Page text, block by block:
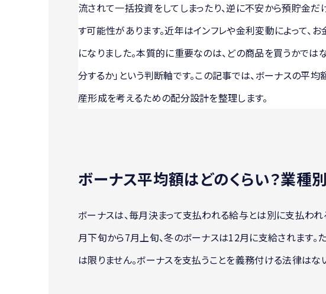
流されて一括投資をしてしまったり、逆に不安から預貯金だ
す可能性があります。近年はインフレや金利変動によって、
になりました。本質的に重要なのは、どの商品を買うかでは
分するか」という判断軸です。この記事では、ボーナスの平
産形成を考えるための配分設計を整理します。
ボーナス平均額はどのくらい？業種
ボーナスは、毎月決まって支払われる給与とは別に支払われ
月下旬から7月上旬、冬のボーナスは12月に支給されます。
は限りません。ボーナスを支払うことを義務付ける法律はな